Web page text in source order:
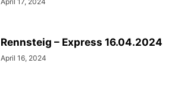
Rennsteig – Express 16.04.2024
April 16, 2024